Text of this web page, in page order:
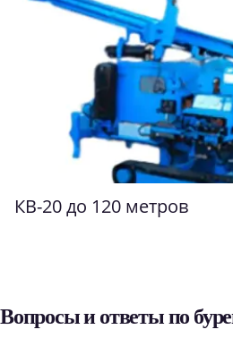
КВ-20 до 120 метров
Вопросы и ответы по